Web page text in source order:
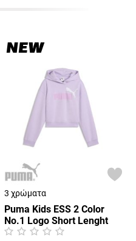
NEW
3 χρώματα
Puma Kids ESS 2 Color
No.1 Logo Short Lenght
Hoodie FL G (690717-46)